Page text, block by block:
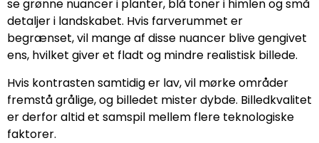
se grønne nuancer i planter, blå toner i himlen og små
detaljer i landskabet. Hvis farverummet er
begrænset, vil mange af disse nuancer blive gengivet
ens, hvilket giver et fladt og mindre realistisk billede.
Hvis kontrasten samtidig er lav, vil mørke områder
fremstå grålige, og billedet mister dybde. Billedkvalitet
er derfor altid et samspil mellem flere teknologiske
faktorer.